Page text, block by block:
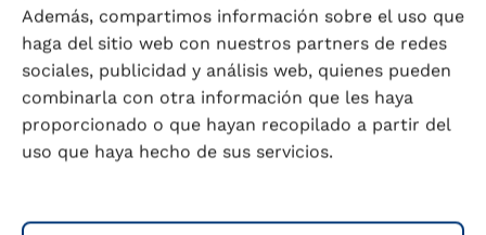
Además, compartimos información sobre el uso que
haga del sitio web con nuestros partners de redes
sociales, publicidad y análisis web, quienes pueden
combinarla con otra información que les haya
proporcionado o que hayan recopilado a partir del
uso que haya hecho de sus servicios.
Guo Y, Liu Z, Wan Y, et al. Literature analysis on
asparagus roots and review of its functional
characterizations.Front Nutr. 2023;9:1024190.
doi:10.3389/fnut.2022.1024190